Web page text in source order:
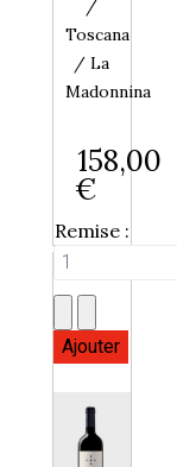
/
Toscana
/ La
Madonnina
158,00
€
Remise :